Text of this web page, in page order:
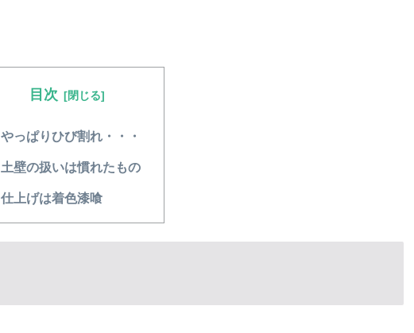
目次
やっぱりひび割れ・・・
土壁の扱いは慣れたもの
仕上げは着色漆喰